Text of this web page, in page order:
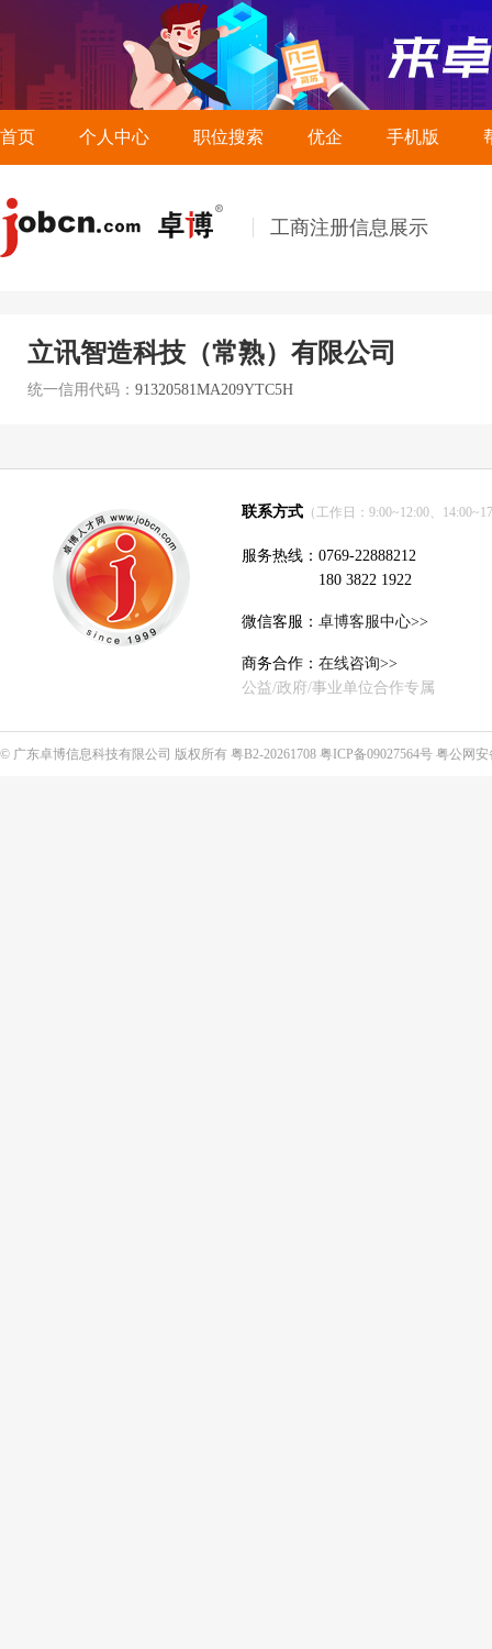
首页 个人中心 职位搜索 优企 手机版
工商注册信息展示
立讯智造科技（常熟）有限公司
统一信用代码： 91320581MA209YTC5H
联系方式 （工作日：9:00~12:00、
服务热线：0769-22888212
180 3822 1922
微信客服： 卓博客服中心>>
商务合作： 在线咨询>>
公益/政府/事业单位合作专属
© 广东卓博信息科技有限公司 版权所有 粤B2-20261708 粤ICP备09027564号 粤公网安